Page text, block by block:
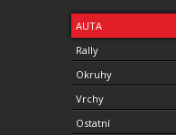
AUTA
Rally
Okruhy
Vrchy
Ostatní